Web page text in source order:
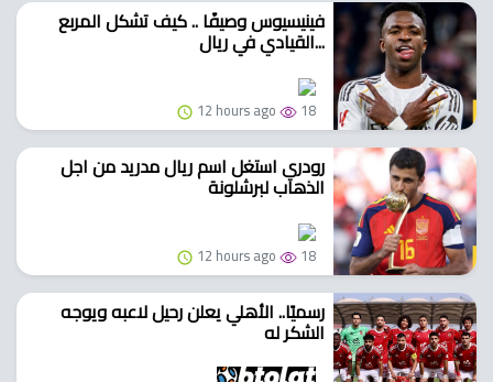
فينيسيوس وصيفًا .. كيف تشكل المربع
القيادي في ريال...
12 hours ago 18
رودري استغل اسم ريال مدريد من اجل
الذهاب لبرشلونة
12 hours ago 18
رسميًا.. الأهلي يعلن رحيل لاعبه ويوجه
الشكر له